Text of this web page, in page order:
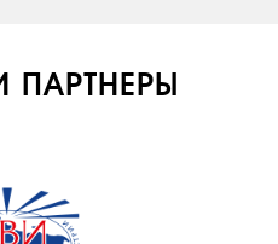
ПАРТНЕРЫ